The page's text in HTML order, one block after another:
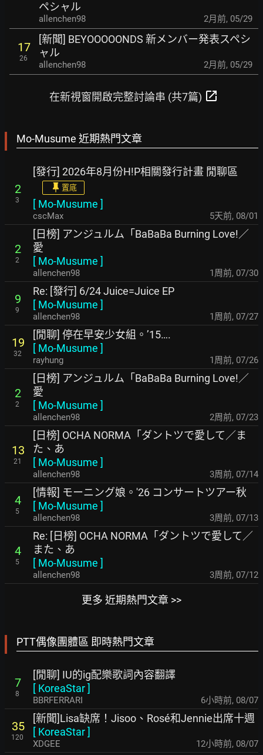
ペシャル
allenchen98 2月前, 05/29
17
26
[新聞] BEYOOOOONDS 新メンバー発表スペシ
ャル
allenchen98 2月前, 05/29
在新視窗開啟完整討論串 (共7篇) open_in_new
Mo-Musume 近期熱門文章
2
3
[發行] 2026年8月份H!P相關發行計畫 閒聊區
置底
[ Mo-Musume ]
cscMax 5天前, 08/01
2
2
[日榜] アンジュルム「BaBaBa Burning Love!／
愛
[ Mo-Musume ]
allenchen98 1周前, 07/30
9
9
Re: [發行] 6/24 Juice=Juice EP
[ Mo-Musume ]
allenchen98 1周前, 07/27
19
32
[閒聊] 停在早安少女組。’15….
[ Mo-Musume ]
rayhung 1周前, 07/26
2
2
[日榜] アンジュルム「BaBaBa Burning Love!／
愛
[ Mo-Musume ]
allenchen98 2周前, 07/23
13
21
[日榜] OCHA NORMA「ダントツで愛して／ま
た、あ
[ Mo-Musume ]
allenchen98 3周前, 07/14
4
5
[情報] モーニング娘。'26 コンサートツアー秋
[ Mo-Musume ]
allenchen98 3周前, 07/13
4
5
Re: [日榜] OCHA NORMA「ダントツで愛して／
また、あ
[ Mo-Musume ]
allenchen98 3周前, 07/12
更多 近期熱門文章 >>
PTT偶像團體區 即時熱門文章
7
8
[閒聊] IU的ig配樂歌詞內容翻譯
[ KoreaStar]
BBRFERRARI 6小時前, 08/07
35
120
[新聞]Lisa缺席！Jisoo、Rosé和Jennie出席十週
[ KoreaStar]
XDGEE 12小時前, 08/07